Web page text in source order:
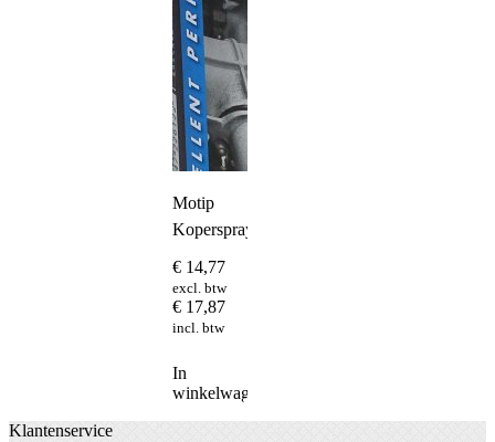
Motip
Koperspray
€ 14,77
excl. btw
€ 17,87
incl. btw
In
winkelwagen
Klantenservice